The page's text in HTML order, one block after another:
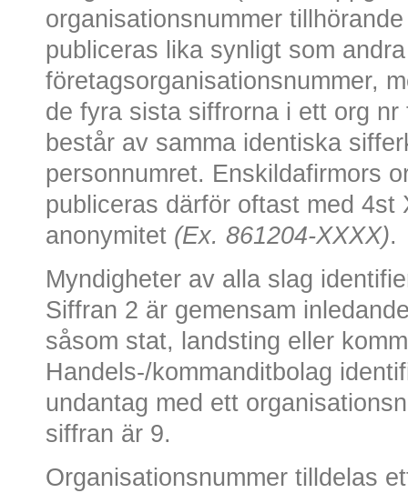
organisationsnummer
publiceras lika synligt som andra
företagsorganisationsnummer,
de fyra sista siffrorna i ett org
består av samma identiska
personnumret. Enskildafirmors
publiceras därför oftast med
anonymitet (Ex. 861204-XXXX).
Myndigheter av alla slag
Siffran 2 är gemensam
såsom stat, landsting eller
Handels-/kommanditbolag
undantag med ett
siffran är 9.
Organisationsnummer tilldelas